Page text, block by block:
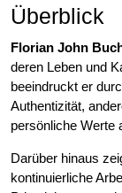
Überblick
Florian John
deren Leben und
beeindruckt er
Authentizität,
persönliche Werte
Darüber hinaus
kontinuierliche